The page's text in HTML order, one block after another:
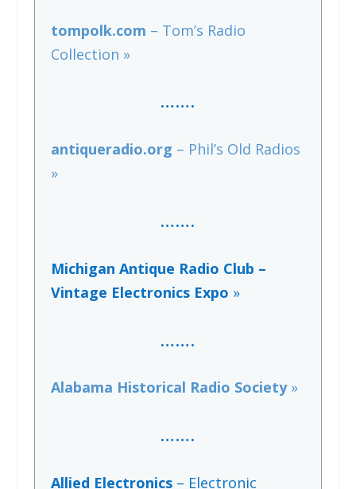
tompolk.com – Tom’s Radio
Collection »
…….
antiqueradio.org – Phil’s Old Radios
»
…….
Michigan Antique Radio Club –
Vintage Electronics Expo »
…….
Alabama Historical Radio Society»
…….
Allied Electronics – Electronic